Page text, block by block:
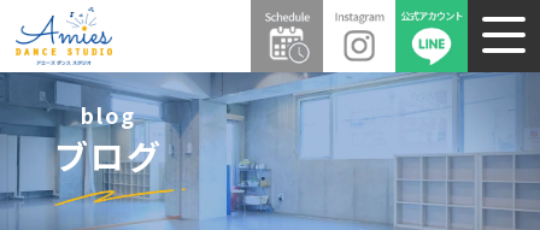
blog
ブログ